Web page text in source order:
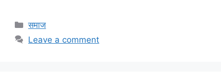
Categories
समाज
Leave a comment